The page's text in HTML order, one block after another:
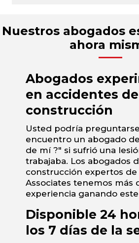
Nuestros abogados
ahora
Abogados
en accidentes de
construcción
Usted podría
encuentro un abogado
de mí ?" si sufrió una
trabajaba. Los abogados
construcción expertos de
Associates tenemos más
experiencia ganando
Disponible 24
los 7 días de la